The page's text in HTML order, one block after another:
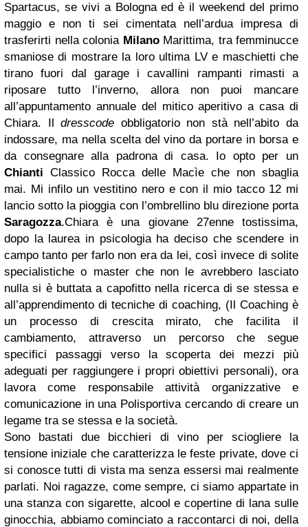
Spartacus, se vivi a Bologna ed è il weekend del primo
maggio e non ti sei cimentata nell’ardua impresa di
trasferirti nella colonia MilanoMarittima, tra femminucce
smaniose di mostrare la loro ultima LV e maschietti che
tirano fuori dal garage i cavallini rampanti rimasti a
riposare tutto l’inverno, allora non puoi mancare
all’appuntamento annuale del mitico aperitivo a casa di
Chiara. Ildresscode obbligatorio non stà nell’abito da
indossare, ma nella scelta del vino da portare in borsa e
da consegnare alla padrona di casa. Io opto per un
Chianti Classico Rocca delle Macìe che non sbaglia
mai. Mi infilo un vestitino nero e con il mio tacco 12 mi
lancio sotto la pioggia con l’ombrellino blu direzione porta
Saragozza.Chiara è una giovane 27enne tostissima,
dopo la laurea in psicologia ha deciso che scendere in
campo tanto per farlo non era da lei, così invece di solite
specialistiche o master che non le avrebbero lasciato
nulla si è buttata a capofitto nella ricerca di se stessa e
all’apprendimento di tecniche di coaching, (Il Coaching è
un processo di crescita mirato, che facilita il
cambiamento, attraverso un percorso che segue
specifici passaggi verso la scoperta dei mezzi più
adeguati per raggiungere i propri obiettivi personali), ora
lavora come responsabile attività organizzative e
comunicazione in una Polisportiva cercando di creare un
legame tra se stessa e la società.
Sono bastati due bicchieri di vino per sciogliere la
tensione iniziale che caratterizza le feste private, dove ci
si conosce tutti di vista ma senza essersi mai realmente
parlati. Noi ragazze, come sempre, ci siamo appartate in
una stanza con sigarette, alcool e copertine di lana sulle
ginocchia, abbiamo cominciato a raccontarci di noi, della